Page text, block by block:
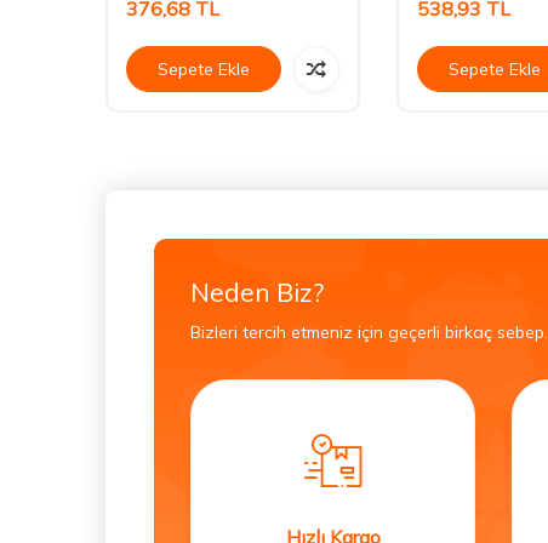
376,68 TL
Sepete Ekle
538,93 TL
Sepete Ekle
Neden Biz?
Bizleri tercih etmeniz için geçerli birkaç sebep.
Hızlı Kargo